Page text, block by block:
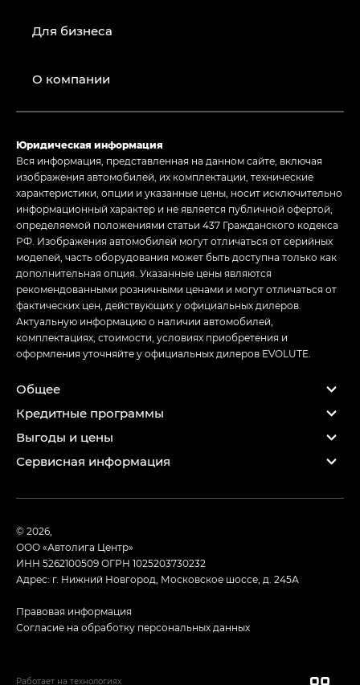
Для бизнеса
О компании
Юридическая информация
Вся информация, представленная на данном сайте, включая
изображения автомобилей, их комплектации, технические
характеристики, опции и указанные цены, носит исключительно
информационный характер и не является публичной офертой,
определяемой положениями статьи 437 Гражданского кодекса
РФ. Изображения автомобилей могут отличаться от серийных
моделей, часть оборудования может быть доступна только как
дополнительная опция. Указанные цены являются
рекомендованными розничными ценами и могут отличаться от
фактических цен, действующих у официальных дилеров.
Актуальную информацию о наличии автомобилей,
комплектациях, стоимости, условиях приобретения и
оформления уточняйте у официальных дилеров EVOLUTE.
Общее
Кредитные программы
Выгоды и цены
Сервисная информация
© 2026,
ООО «Автолига Центр»
ИНН 5262100509ОГРН 1025203730232
Адрес: г. Нижний Новгород, Московское шоссе, д. 245А
Правовая информация
Согласие на обработку персональных данных
Работает на технологиях